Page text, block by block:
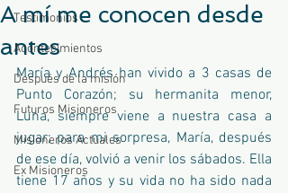
Testimonios
Acontecimientos
Después de la misión
Futuros Misioneros
Misioneros Actuales
Ex Misioneros
A mí me conocen desde
antes
María y Andrés han vivido a 3 casas de
Punto Corazón; su hermanita menor,
Luna, siempre viene a nuestra casa a
jugar; para mi sorpresa, María, después
de ese día, volvió a venir los sábados. Ella
tiene 17 años y su vida no ha sido nada